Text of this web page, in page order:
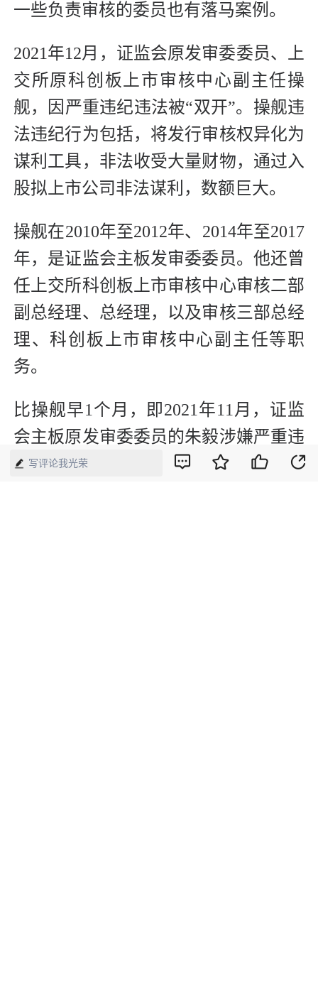
一些负责审核的委员也有落马案例。
2021年12月，证监会原发审委委员、上
交所原科创板上市审核中心副主任操
舰，因严重违纪违法被“双开”。操舰违
法违纪行为包括，将发行审核权异化为
谋利工具，非法收受大量财物，通过入
股拟上市公司非法谋利，数额巨大。
操舰在2010年至2012年、2014年至2017
年，是证监会主板发审委委员。他还曾
任上交所科创板上市审核中心审核二部
副总经理、总经理，以及审核三部总经
理、科创板上市审核中心副主任等职
务。
比操舰早1个月，即2021年11月，证监
会主板原发审委委员的朱毅涉嫌严重违
法，接受监察调查。
写评论我光荣